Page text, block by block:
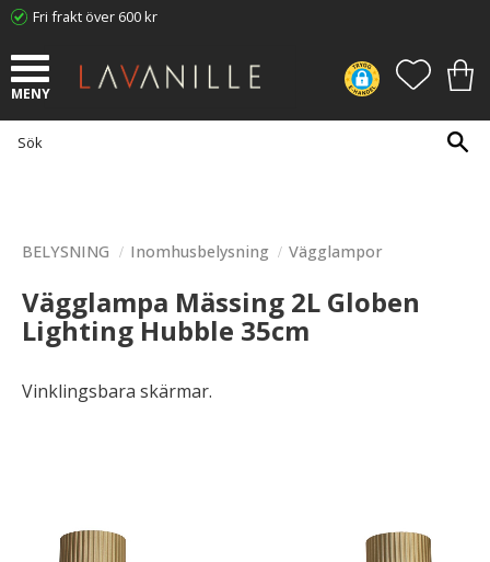
Fri frakt över 600 kr
BELYSNING Inomhusbelysning Vägglampor
Vägglampa Mässing 2L Globen
Lighting Hubble 35cm
Vinklingsbara skärmar.